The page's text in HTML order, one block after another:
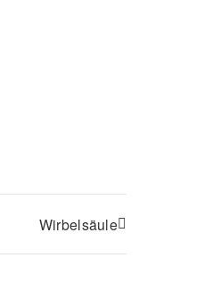
Wirbelsäule